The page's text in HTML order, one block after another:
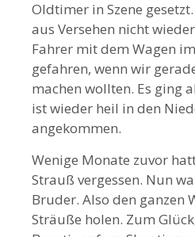
Oldtimer in Szene
aus Versehen nicht
Fahrer mit dem Wagen
gefahren, wenn wir
machen wollten. Es ging
ist wieder heil in den
angekommen.
Wenige Monate zuvor
Strauß vergessen. Nun
Bruder. Also den ganzen
Sträuße holen. Zum